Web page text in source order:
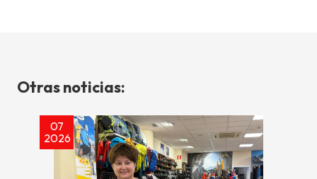
Otras noticias:
07
2026